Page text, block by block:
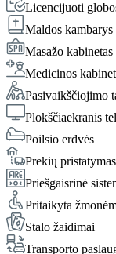
Licencijuoti
Maldos kambarys
Masažo kabinetas
Medicinos
Pasivaikščiojimo
Plokščiaekranis
Poilsio erdvės
Prekių pristatymas
Priešgaisrinė
Pritaikyta
Stalo žaidimai
Transporto